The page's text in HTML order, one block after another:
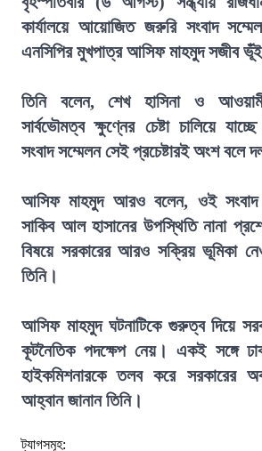
কার্যালয়ে আয়োজিত জরুরি সংবাদ
এনসিপির মুখপাত্র আসিফ মাহমুদ সজীব
তিনি বলেন, শেখ হাসিনা ও
সার্বভৌমত্ব ক্ষুণ্নের চেষ্টা চালিয়ে
সংবাদ সম্মেলন সেই প্রচেষ্টারই অংশ বলে
আসিফ মাহমুদ আরও বলেন, ওই সংবাদ
সাকিব আল হাসানের উপস্থিতি নানা
বিষয়ে সরকারের আরও সক্রিয় ভূমিকা
তিনি।
আসিফ মাহমুদ ঘটনাটিকে গুরুত্ব দিয়ে
কূটনৈতিক পদক্ষেপ নেয়। একই সঙ্গে
হাইকমিশনারকে তলব করে সরকারের
আহ্বান জানান তিনি।
ট্যাগসমূহ: